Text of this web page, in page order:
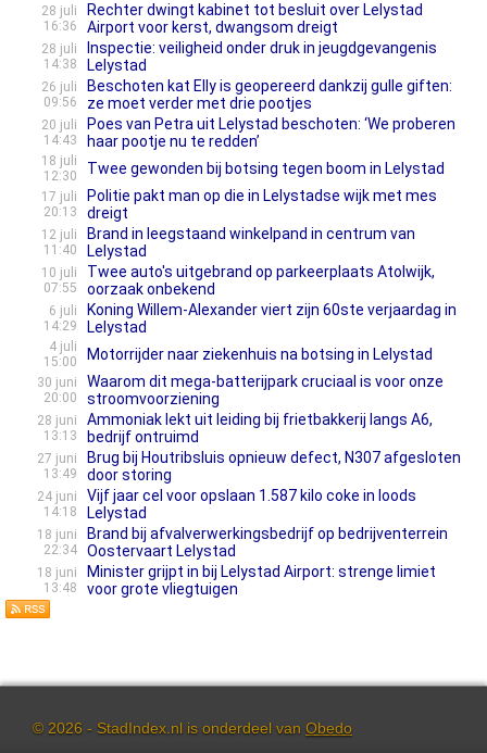
28 juli
16:36
Rechter dwingt kabinet tot besluit over Lelystad
Airport voor kerst, dwangsom dreigt
28 juli
14:38
Inspectie: veiligheid onder druk in jeugdgevangenis
Lelystad
26 juli
09:56
Beschoten kat Elly is geopereerd dankzij gulle giften:
ze moet verder met drie pootjes
20 juli
14:43
Poes van Petra uit Lelystad beschoten: ‘We proberen
haar pootje nu te redden’
18 juli
12:30
Twee gewonden bij botsing tegen boom in Lelystad
17 juli
20:13
Politie pakt man op die in Lelystadse wijk met mes
dreigt
12 juli
11:40
Brand in leegstaand winkelpand in centrum van
Lelystad
10 juli
07:55
Twee auto's uitgebrand op parkeerplaats Atolwijk,
oorzaak onbekend
6 juli
14:29
Koning Willem-Alexander viert zijn 60ste verjaardag in
Lelystad
4 juli
15:00
Motorrijder naar ziekenhuis na botsing in Lelystad
30 juni
20:00
Waarom dit mega-batterijpark cruciaal is voor onze
stroomvoorziening
28 juni
13:13
Ammoniak lekt uit leiding bij frietbakkerij langs A6,
bedrijf ontruimd
27 juni
13:49
Brug bij Houtribsluis opnieuw defect, N307 afgesloten
door storing
24 juni
14:18
Vijf jaar cel voor opslaan 1.587 kilo coke in loods
Lelystad
18 juni
22:34
Brand bij afvalverwerkingsbedrijf op bedrijventerrein
Oostervaart Lelystad
18 juni
13:48
Minister grijpt in bij Lelystad Airport: strenge limiet
voor grote vliegtuigen
© 2026 - StadIndex.nl is onderdeel van Obedo